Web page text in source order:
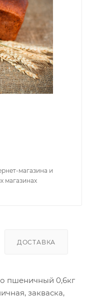
магазина и
магазинах
ДОСТАВКА
пшеничный 0,6кг
закваска,